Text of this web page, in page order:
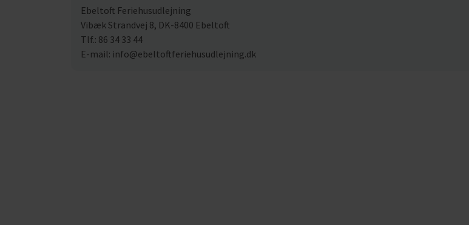
Ebeltoft Feriehusudlejning
Vibæk Strandvej 8, DK-8400 Ebeltoft
Tlf.: 86 34 33 44
E-mail: info@ebeltoftferiehusudlejning.dk